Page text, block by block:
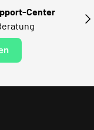
Center